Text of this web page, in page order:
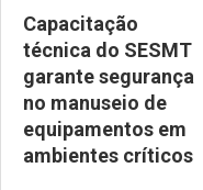
Capacitação
técnica do SESMT
garante segurança
no manuseio de
equipamentos em
ambientes críticos